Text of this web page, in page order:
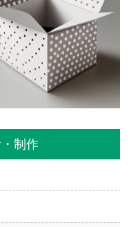
制作